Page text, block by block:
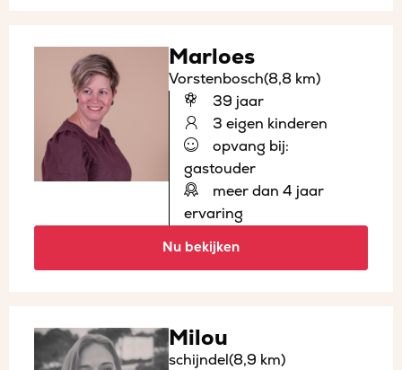
Marloes
Vorstenbosch(8,8 km)
39 jaar
3 eigen kinderen
opvang bij:
gastouder
meer dan 4 jaar
ervaring
Nu bekijken
Milou
schijndel(8,9 km)